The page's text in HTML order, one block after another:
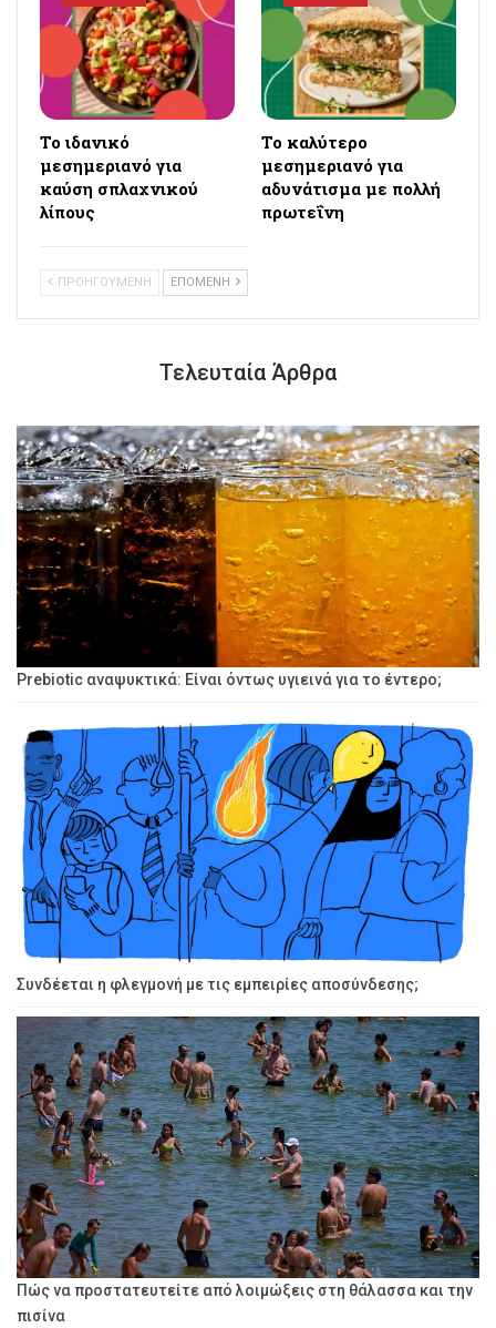
Το ιδανικό
μεσημεριανό για
καύση σπλαχνικού
λίπους
Το καλύτερο
μεσημεριανό για
αδυνάτισμα με πολλή
πρωτεΐνη
ΠΡΟΗΓΟΥΜΕΝΗ ΕΠΟΜΕΝΗ
Τελευταία Άρθρα
Prebiotic αναψυκτικά: Είναι όντως υγιεινά για το έντερο;
Συνδέεται η φλεγμονή με τις εμπειρίες αποσύνδεσης;
Πώς να προστατευτείτε από λοιμώξεις στη θάλασσα και την
πισίνα